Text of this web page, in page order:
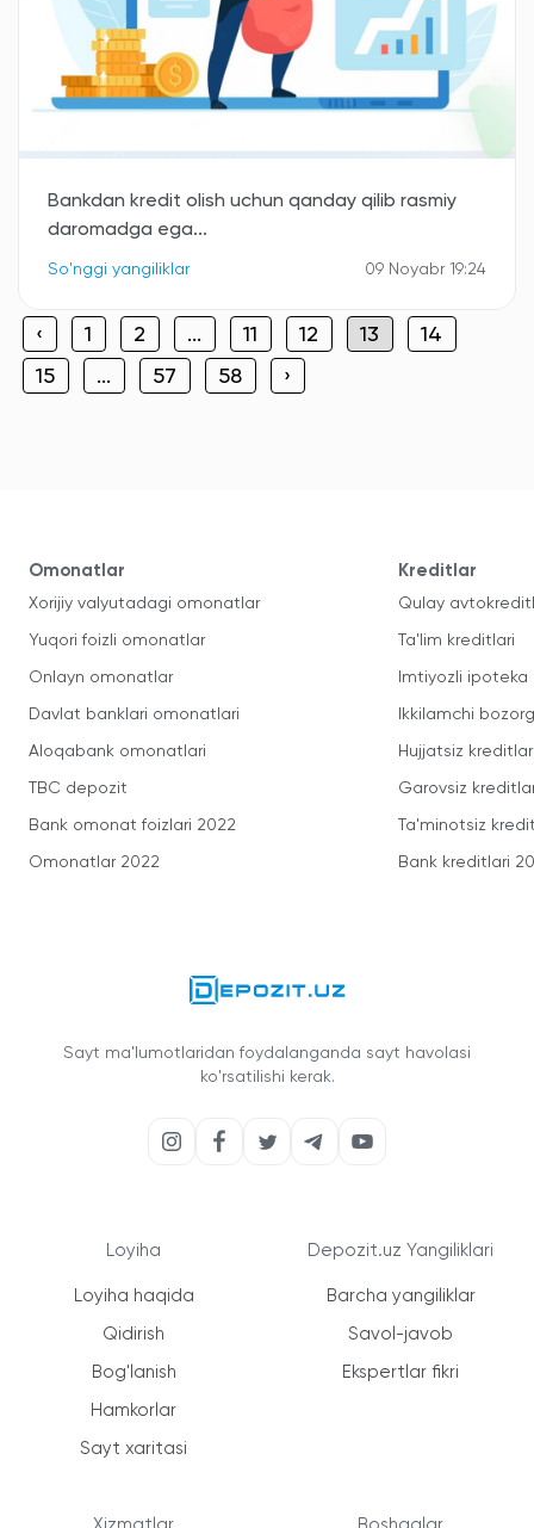
Bankdan kredit olish uchun qanday qilib rasmiy
daromadga ega...
So'nggi yangiliklar 09 Noyabr 19:24
‹ 1 2 ... 11 12 13
14
15
... 57 58 ›
Omonatlar
Xorijiy valyutadagi omonatlar
Yuqori foizli omonatlar
Onlayn omonatlar
Davlat banklari omonatlari
Aloqabank omonatlari
TBC depozit
Bank omonat foizlari 2022
Omonatlar 2022
Kreditlar
Qulay
Ta'lim kreditlari
Imtiyozli ipoteka
Ikkilamchi
Hujjatsiz kreditlar
Garovsiz
Ta'minotsiz
Bank kreditlari
Sayt ma'lumotlaridan foydalanganda sayt havolasi
ko'rsatilishi kerak.
Loyiha
Loyiha haqida
Qidirish
Bog'lanish
Hamkorlar
Sayt xaritasi
Depozit.uz Yangiliklari
Barcha yangiliklar
Savol-javob
Ekspertlar fikri